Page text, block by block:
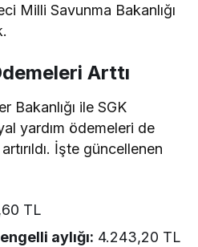
Milli Savunma Bakanlığı
Arttı
Bakanlığı ile SGK
yardım ödemeleri de
İşte güncellenen
TL
aylığı: 4.243,20 TL